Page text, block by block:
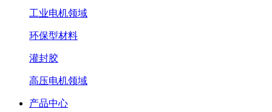
工业电机领域
环保型材料
灌封胶
高压电机领域
产品中心